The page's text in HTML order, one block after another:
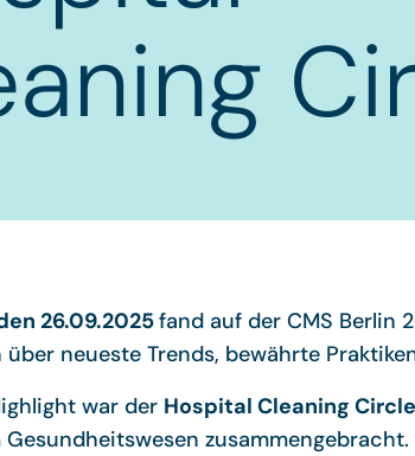
26.09.2025fand auf der CMS Berlin
neueste Trends, bewährte
war der Hospital Cleaning Circle
Gesundheitswesen zusammengebracht.